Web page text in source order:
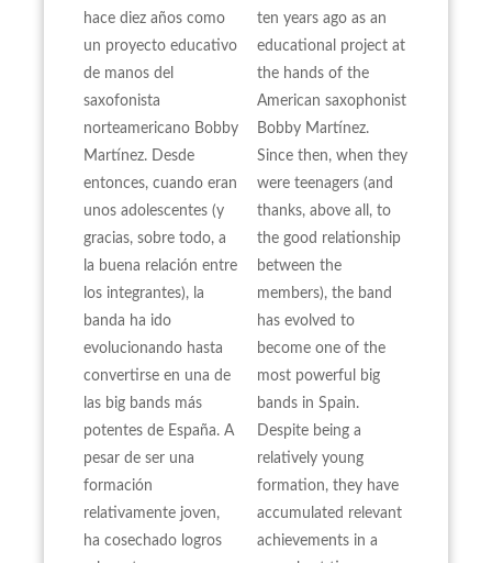
hace diez años como
un proyecto educativo
de manos del
saxofonista
norteamericano Bobby
Martínez. Desde
entonces, cuando eran
unos adolescentes (y
gracias, sobre todo, a
la buena relación entre
los integrantes), la
banda ha ido
evolucionando hasta
convertirse en una de
las big bands más
potentes de España. A
pesar de ser una
formación
relativamente joven,
ha cosechado logros
ten years ago as an
educational project at
the hands of the
American saxophonist
Bobby Martínez.
Since then, when they
were teenagers (and
thanks, above all, to
the good relationship
between the
members), the band
has evolved to
become one of the
most powerful big
bands in Spain.
Despite being a
relatively young
formation, they have
accumulated relevant
achievements in a